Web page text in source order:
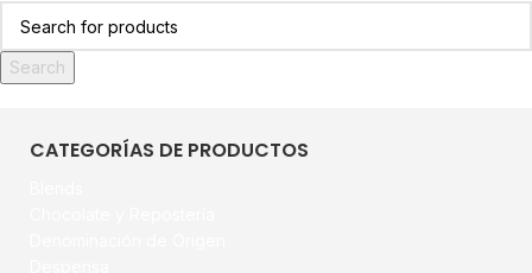
CATEGORÍAS DE PRODUCTOS
Search